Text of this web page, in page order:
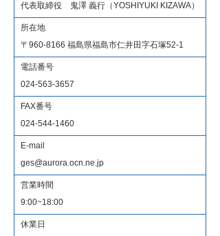
代表取締役 鬼澤 義行（YOSHIYUKI KIZAWA）
所在地
〒960-8166 福島県福島市仁井田字石塚52-1
電話番号
024-563-3657
FAX番号
024-544-1460
E-mail
ges@aurora.ocn.ne.jp
営業時間
9:00~18:00
休業日